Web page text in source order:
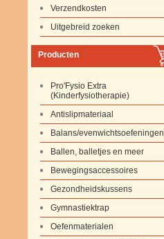
Verzendkosten
Uitgebreid zoeken
Producten
Pro'Fysio Extra
(Kinderfysiotherapie)
Antislipmateriaal
Balans/evenwichtsoefeningen
Ballen, balletjes en meer
Bewegingsaccessoires
Gezondheidskussens
Gymnastiektrap
Oefenmaterialen